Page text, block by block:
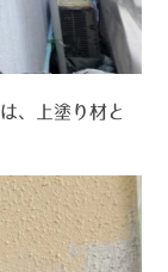
、上塗り材と